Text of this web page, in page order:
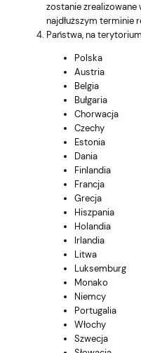
zostanie
najdłuższym terminie
Państwa, na
Polska
Austria
Belgia
Bułgaria
Chorwacja
Czechy
Estonia
Dania
Finlandia
Francja
Grecja
Hiszpania
Holandia
Irlandia
Litwa
Luksemburg
Monako
Niemcy
Portugalia
Włochy
Szwecja